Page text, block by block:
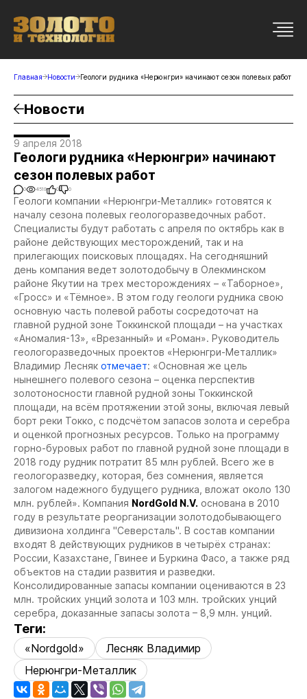
Главная Новости Геологи рудника «Нерюнгри» начинают сезон полевых работ
Новости
9 апреля 2018
Геологи рудника «Нерюнгри» начинают
сезон полевых работ
0 4519 0 0
Геологи компании «Нерюнгри-Металлик» готовятся к
началу сезона полевых геологоразведочных работ.
Специалисты будут работать с апреля по октябрь как в
районе действующих месторождений, так и на
прилегающих поисковых площадях. На сегодняшний
день компания ведет золотодобычу в Олекминском
районе Якутии на трех месторождениях – «Таборное»,
«Гросс» и «Тёмное». В этом году геологи рудника свою
основную часть полевой работы сосредоточат на
главной рудной зоне Токкинской площади – на участках
«Аномалия-13», «Врезанный» и «Роман». Руководитель
геологоразведочных проектов «Нерюнгри-Металлик»
Владимир Лесняк отмечает: «Основная же цель
нынешнего полевого сезона – оценка перспектив
золотоносности главной рудной зоны Токкинской
площади, на всём протяжении этой зоны, включая левый
борт реки Токко, с подсчётом запасов золота и серебра
и оценкой прогнозных ресурсов. Только на программу
горно-буровых работ по главной рудной зоне площади в
2018 году рудник потратит 85 млн рублей. Всего же в
геологоразведку, которая, без сомнения, является
залогом надежного будущего рудника, вложат около 130
млн. рублей». Компания NordGold N.V. основана в 2010
году в результате реорганизации золотодобывающего
дивизиона холдинга "Северсталь". В состав компании
входят 8 действующих рудников в четырёх странах:
России, Казахстане, Гвинее и Буркина Фасо, а также ряд
объектов на стадии развития и разведки.
Консолидированные запасы компании оцениваются в 23
млн. тройских унций золота и 103 млн. тройских унций
серебра, доказанные запасы золота – 8,9 млн. унций.
Теги:
«Nordgold»
Лесняк Владимир
Нерюнгри-Металлик